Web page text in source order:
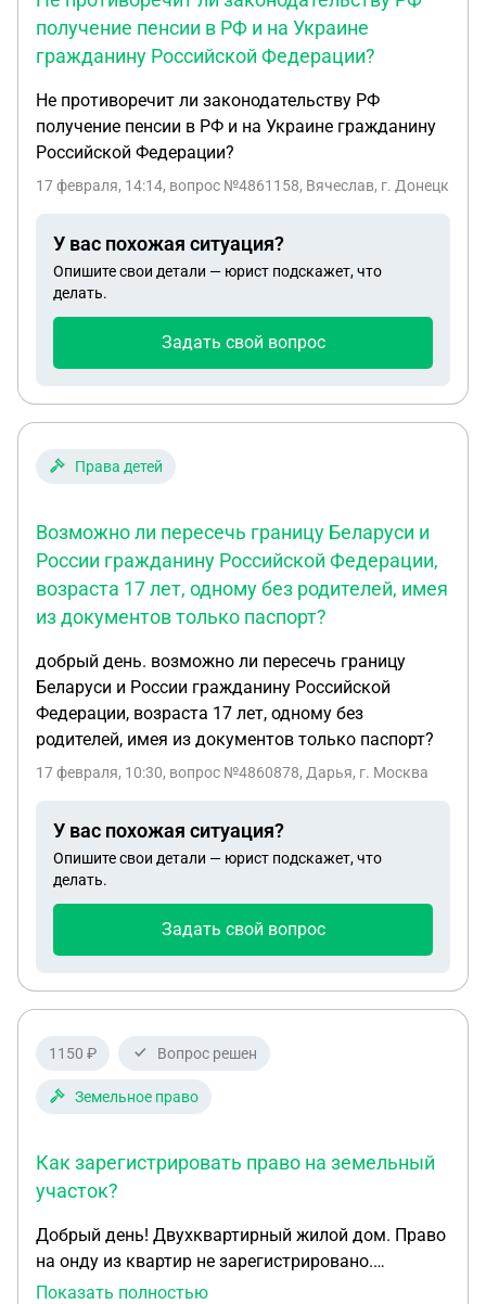
меня повесили? и как вернуть эти 18 000 руб и
наказать того, кто на меня это навесил?
получение пенсии в РФ и на Украине
гражданину Российской Федерации?
Не противоречит ли законодательству РФ
получение пенсии в РФ и на Украине гражданину
Российской Федерации?
17 февраля, 14:14, вопрос №4861158, Вячеслав, г. Донецк
У вас похожая ситуация?
Опишите свои детали — юрист подскажет, что
делать.
Задать свой вопрос
Права детей
Возможно ли пересечь границу Беларуси и
России гражданину Российской Федерации,
возраста 17 лет, одному без родителей, имея
из документов только паспорт?
добрый день. возможно ли пересечь границу
Беларуси и России гражданину Российской
Федерации, возраста 17 лет, одному без
родителей, имея из документов только паспорт?
17 февраля, 10:30, вопрос №4860878, Дарья, г. Москва
У вас похожая ситуация?
Опишите свои детали — юрист подскажет, что
делать.
Задать свой вопрос
1150 ₽ Вопрос решен
Земельное право
Как зарегистрировать право на земельный
участок?
Добрый день! Двухквартирный жилой дом. Право
на онду из квартир не зарегистрировано.
Приобреталась у Колхоза в 1992 году по договору
Показать полностью